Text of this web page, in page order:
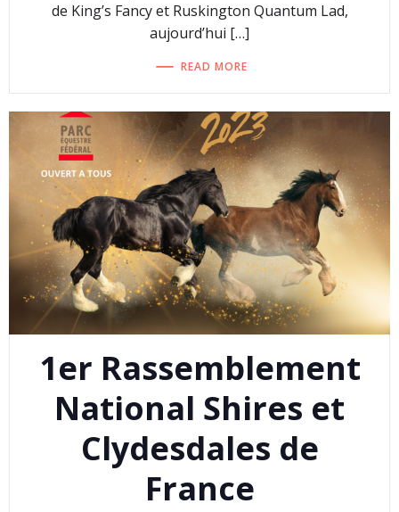
de King’s Fancy et Ruskington Quantum Lad,
aujourd’hui […]
READ MORE
1er Rassemblement
National Shires et
Clydesdales de
France